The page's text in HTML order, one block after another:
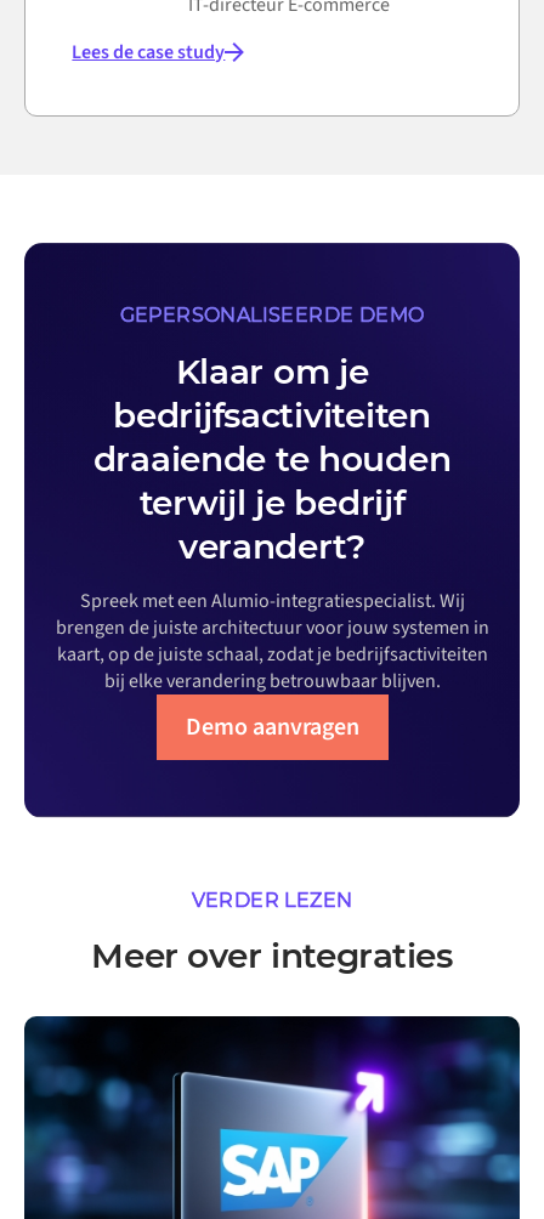
IT-directeur E-commerce
Lees de case study
GEPERSONALISEERDE DEMO
Klaar om je
bedrijfsactiviteiten
draaiende te houden
terwijl je bedrijf
verandert?
Spreek met een Alumio-integratiespecialist. Wij
brengen de juiste architectuur voor jouw systemen in
kaart, op de juiste schaal, zodat je bedrijfsactiviteiten
bij elke verandering betrouwbaar blijven.
Demo aanvragen
VERDER LEZEN
Meer over integraties